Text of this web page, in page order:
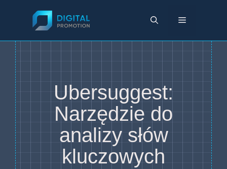
Menu
Ubersuggest:
Narzędzie do
analizy słów
kluczowych